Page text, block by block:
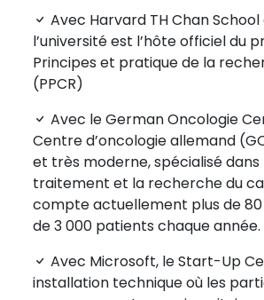
Avec Harvard TH Chan
l’université est l’hôte officiel du
Principes et pratique de la
(PPCR)
Avec le German Oncologie
Centre d’oncologie allemand
et très moderne, spécialisé dans
traitement et la recherche du
compte actuellement plus de
de 3 000 patients chaque année.
Avec Microsoft, le Start-Up
installation technique où les